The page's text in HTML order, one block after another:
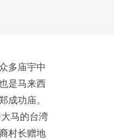
多庙宇中
是马来西
成功庙。
马的台湾
村长赠地